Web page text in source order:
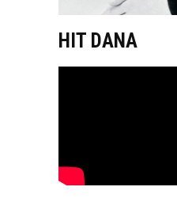
HIT DANA